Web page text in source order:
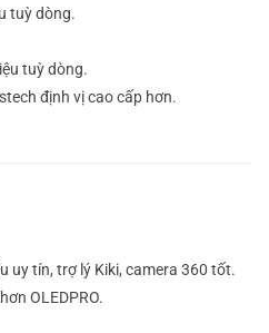
tuỳ dòng.
tuỳ dòng.
định vị cao cấp hơn.
uy tín, trợ lý Kiki, camera 360 tốt.
OLEDPRO.